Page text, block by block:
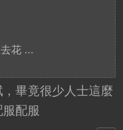
花 ...
畢竟很少人士這麼
配服